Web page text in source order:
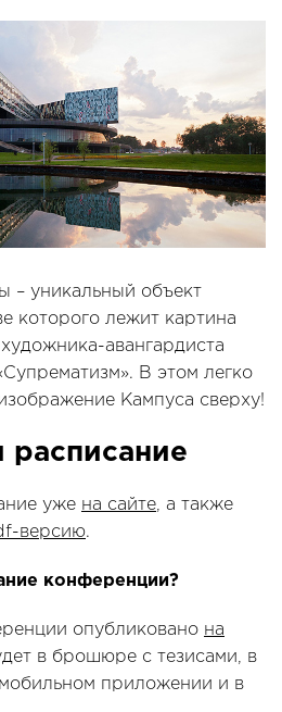
– уникальный объект
которого лежит картина
авангардиста
В этом легко
Кампуса сверху!
расписание
уже на сайте, а также
версию.
конференции?
опубликовано на
в брошюре с тезисами, в
приложении и в